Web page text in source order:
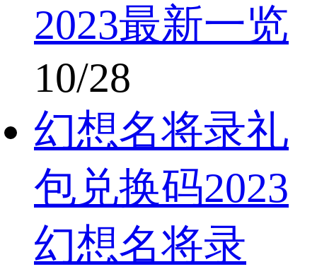
2023最新一览
10/28
幻想名将录礼
包兑换码2023
幻想名将录